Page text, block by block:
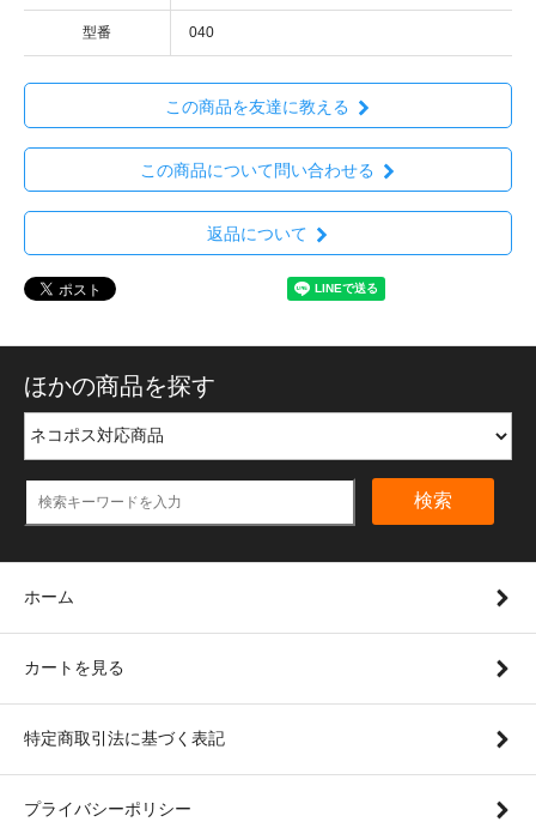
型番 040
この商品を友達に教える
この商品について問い合わせる
返品について
ほかの商品を探す
検索
ホーム
カートを見る
特定商取引法に基づく表記
プライバシーポリシー